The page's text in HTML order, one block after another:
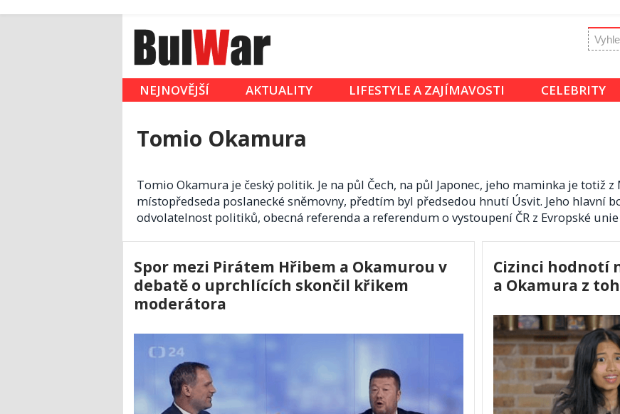
NEJNOVĚJŠÍ AKTUALITY LIFESTYLE A ZAJÍMAVOSTI CELEBRITY
Tomio Okamura
Tomio Okamura je český politik. Je na půl Čech, na půl Japonec, jeho maminka je totiž z
místopředseda poslanecké sněmovny, předtím byl předsedou hnutí Úsvit. Jeho hlavní
odvolatelnost politiků, obecná referenda a referendum o vystoupení ČR z Evropské unie
Spor mezi Pirátem Hřibem a Okamurou v
debatě o uprchlících skončil křikem
moderátora
Cizinci hodnotí
a Okamura z